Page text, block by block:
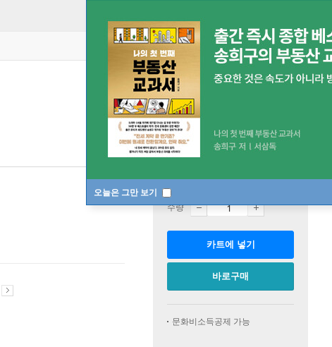
오늘은 그만 보기
수량
카트에 넣기
바로구매
문화비소득공제 가능